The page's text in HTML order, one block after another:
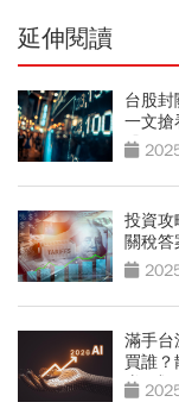
延伸閱讀
台股
一文搶
股
投資
關稅
滿手台
買誰
賺6成